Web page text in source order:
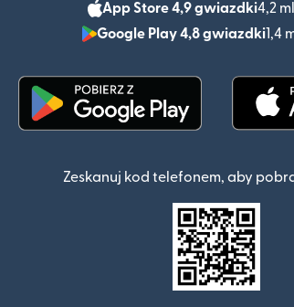
App Store 4,9 gwiazdki4,2
Google Play 4,8 gwiazdki1,4
Zeskanuj kod telefonem, aby